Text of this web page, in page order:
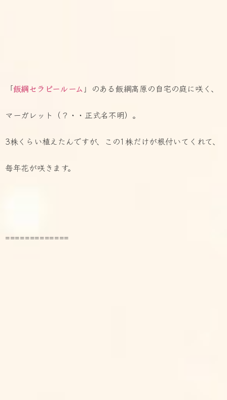
「飯綱セラピールーム 」のある飯綱高原の自宅の庭に咲く、
マーガレット（？・・正式名不明）。
3株くらい植えたんですが、この1株だけが根付いてくれて、
毎年花が咲きます。
=============